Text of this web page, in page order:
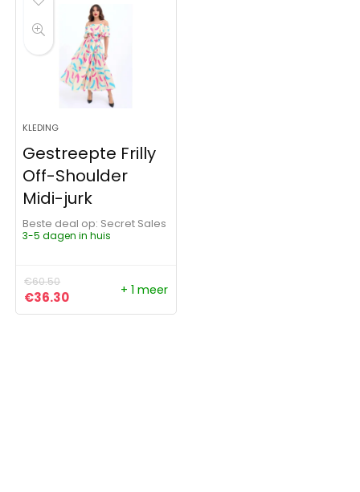
KLEDING
Gestreepte Frilly
Off-Shoulder
Midi-jurk
Beste deal op:
Secret Sales
3-5 dagen in huis
€60.50
Oorspronkelijke prijs was: €60.50.
€36.30Huidige prijs is: €36.30.
+ 1 meer